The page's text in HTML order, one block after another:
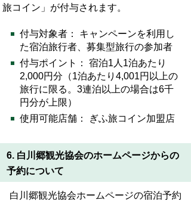
旅コイン」が付与されます。
付与対象者： キャンペーンを利用し
た宿泊旅行者、募集型旅行の参加者
付与ポイント： 宿泊1人1泊あたり
2,000円分（1泊あたり4,001円以上の
旅行に限る。3連泊以上の場合は6千
円分が上限）
使用可能店舗： ぎふ旅コイン加盟店
6. 白川郷観光協会のホームページからの
予約について
白川郷観光協会ホームページの宿泊予約